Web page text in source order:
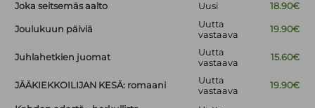
Joka seitsemäs aalto
Uusi 18.90€
Joulukuun päiviä
Uutta
vastaava
19.90€
Juhlahetkien juomat
Uutta
vastaava
15.60€
JÄÄKIEKKOILIJAN KESÄ: romaani
Uutta
vastaava
19.90€